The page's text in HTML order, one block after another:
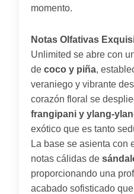
momento.
Notas Olfativas
Unlimited se abre con
de coco y piña,
veraniego y vibrante
corazón floral se
frangipani y ylang-
exótico que es tanto
La base se asienta con
notas cálidas de
proporcionando una
acabado sofisticado